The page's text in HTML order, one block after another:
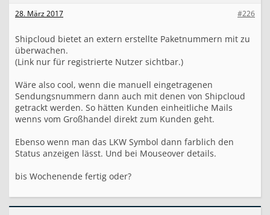
#226
28. März 2017
Shipcloud bietet an extern erstellte Paketnummern mit zu
überwachen.
(Link nur für registrierte Nutzer sichtbar.)
Wäre also cool, wenn die manuell eingetragenen
Sendungsnummern dann auch mit denen von Shipcloud
getrackt werden. So hätten Kunden einheitliche Mails
wenns vom Großhandel direkt zum Kunden geht.
Ebenso wenn man das LKW Symbol dann farblich den
Status anzeigen lässt. Und bei Mouseover details.
bis Wochenende fertig oder?